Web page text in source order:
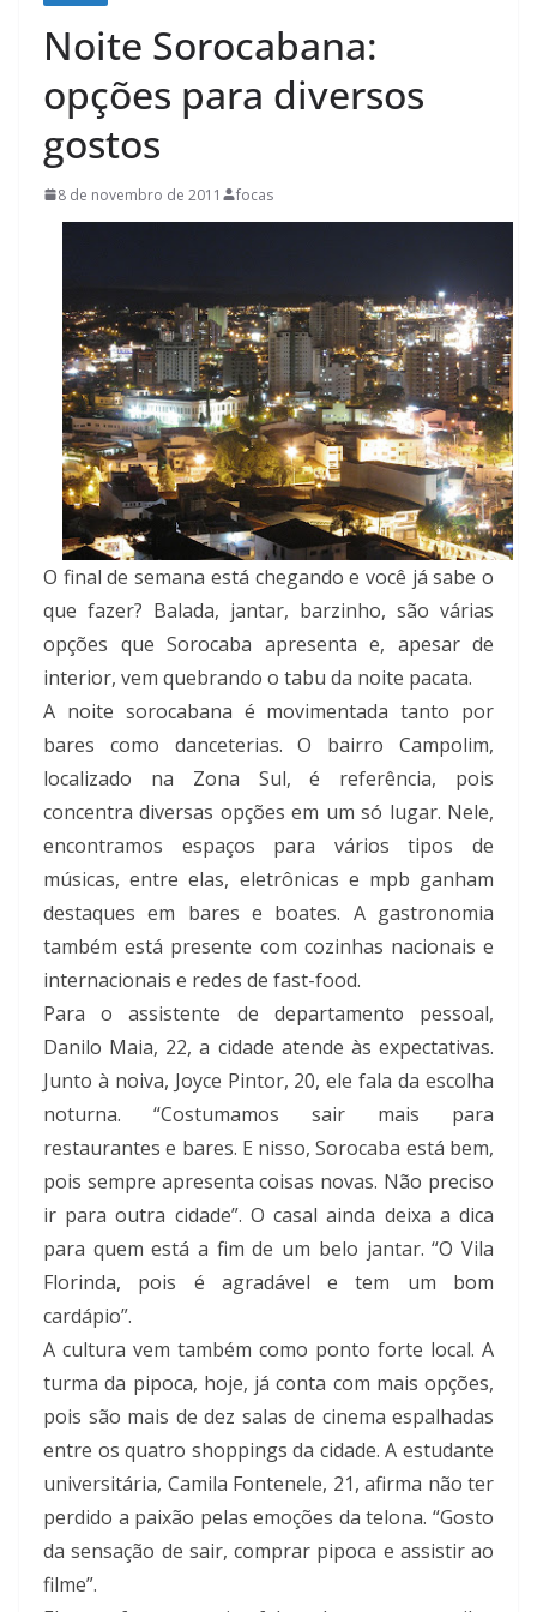
Noite Sorocabana:
opções para diversos
gostos
8 de novembro de 2011 focas
O final de semana está chegando e você já sabe o
que fazer? Balada, jantar, barzinho, são várias
opções que Sorocaba apresenta e, apesar de
interior, vem quebrando o tabu da noite pacata.
A noite sorocabana é movimentada tanto por
bares como danceterias. O bairro Campolim,
localizado na Zona Sul, é referência, pois
concentra diversas opções em um só lugar. Nele,
encontramos espaços para vários tipos de
músicas, entre elas, eletrônicas e mpb ganham
destaques em bares e boates. A gastronomia
também está presente com cozinhas nacionais e
internacionais e redes de fast-food.
Para o assistente de departamento pessoal,
Danilo Maia, 22, a cidade atende às expectativas.
Junto à noiva, Joyce Pintor, 20, ele fala da escolha
noturna. “Costumamos sair mais para
restaurantes e bares. E nisso, Sorocaba está bem,
pois sempre apresenta coisas novas. Não preciso
ir para outra cidade”. O casal ainda deixa a dica
para quem está a fim de um belo jantar. “O Vila
Florinda, pois é agradável e tem um bom
cardápio”.
A cultura vem também como ponto forte local. A
turma da pipoca, hoje, já conta com mais opções,
pois são mais de dez salas de cinema espalhadas
entre os quatro shoppings da cidade. A estudante
universitária, Camila Fontenele, 21, afirma não ter
perdido a paixão pelas emoções da telona. “Gosto
da sensação de sair, comprar pipoca e assistir ao
filme”.